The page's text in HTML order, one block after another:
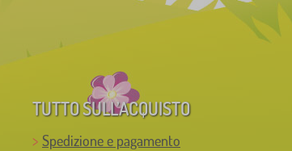
TUTTO SULL’ACQUISTO
Spedizione e pagamento